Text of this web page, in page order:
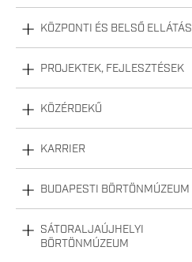
KÖZPONTI ÉS BELSŐ ELLÁTÁS
PROJEKTEK, FEJLESZTÉSEK
KÖZÉRDEKŰ
KARRIER
BUDAPESTI BÖRTÖNMÚZEUM
SÁTORALJAÚJHELYI
BÖRTÖNMÚZEUM